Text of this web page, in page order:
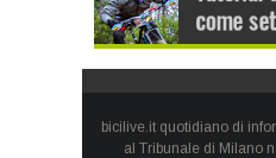
bicilive.it quotidiano di
al Tribunale di Milano